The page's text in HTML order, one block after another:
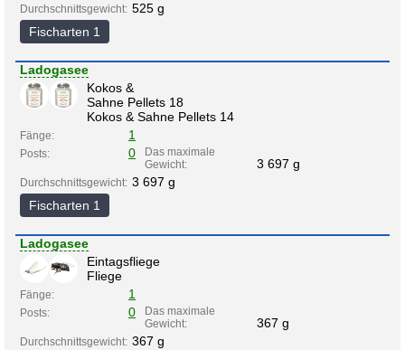
Durchschnittsgewicht: 525 g
Fischarten 1
Ladogasee
Kokos &
Sahne Pellets 18
Kokos & Sahne Pellets 14
Fänge: 1
Posts: 0
Das maximale
Gewicht:
3 697 g
Durchschnittsgewicht: 3 697 g
Fischarten 1
Ladogasee
Eintagsfliege
Fliege
Fänge: 1
Posts: 0
Das maximale
Gewicht:
367 g
Durchschnittsgewicht: 367 g